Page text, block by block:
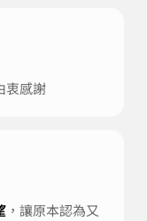
衷感謝
，讓原本認為又